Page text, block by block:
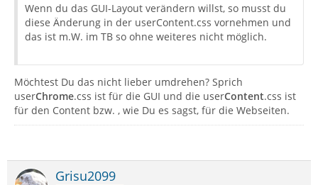
Wenn du das GUI-Layout verändern willst, so musst du
diese Änderung in der userContent.css vornehmen und
das ist m.W. im TB so ohne weiteres nicht möglich.
Möchtest Du das nicht lieber umdrehen? Sprich
userChrome.css ist für die GUI und die userContent.css ist
für den Content bzw. , wie Du es sagst, für die Webseiten.
Grisu2099